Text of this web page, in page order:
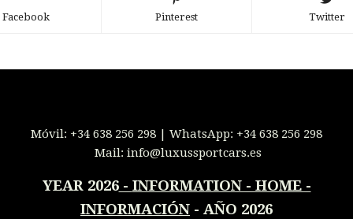
Facebook Pinterest Twitter
Móvil: +34 638 256 298 | WhatsApp: +34 638 256 298
Mail: info@luxussportcars.es
YEAR 2026- INFORMATION - HOME -
INFORMACIÓN - AÑO 2026